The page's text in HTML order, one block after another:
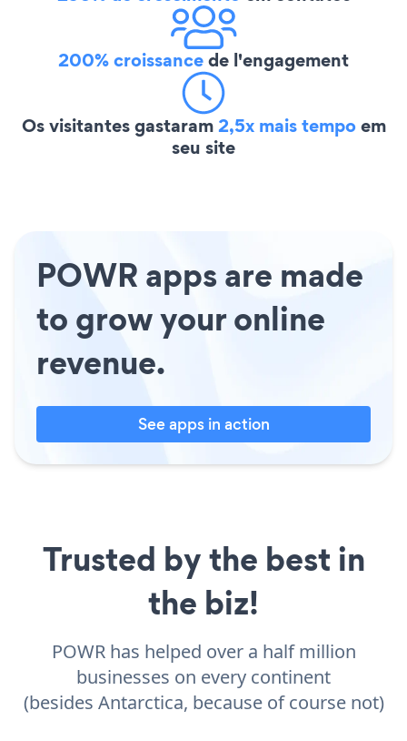
200% croissancede l'engagement
Os visitantes gastaram2,5x mais tempoem
seu site
POWR apps are made
to grow your online
revenue.
See apps in action
Trusted by the best in
the biz!
POWR has helped over a half million
businesses on every continent
(besides Antarctica, because of course not)